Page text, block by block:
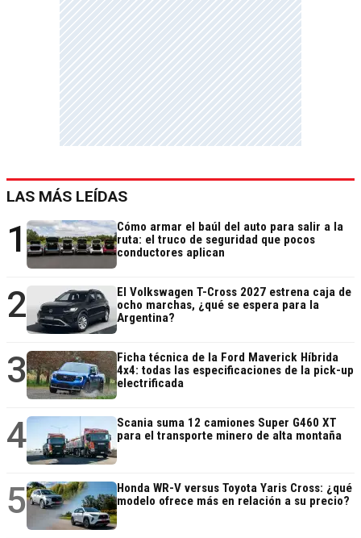
LAS MÁS LEÍDAS
1
Cómo armar el baúl del auto para salir a la
ruta: el truco de seguridad que pocos
conductores aplican
2
El Volkswagen T-Cross 2027 estrena caja de
ocho marchas, ¿qué se espera para la
Argentina?
3
Ficha técnica de la Ford Maverick Híbrida
4x4: todas las especificaciones de la pick-up
electrificada
4
Scania suma 12 camiones Super G460 XT
para el transporte minero de alta montaña
5
Honda WR-V versus Toyota Yaris Cross: ¿qué
modelo ofrece más en relación a su precio?